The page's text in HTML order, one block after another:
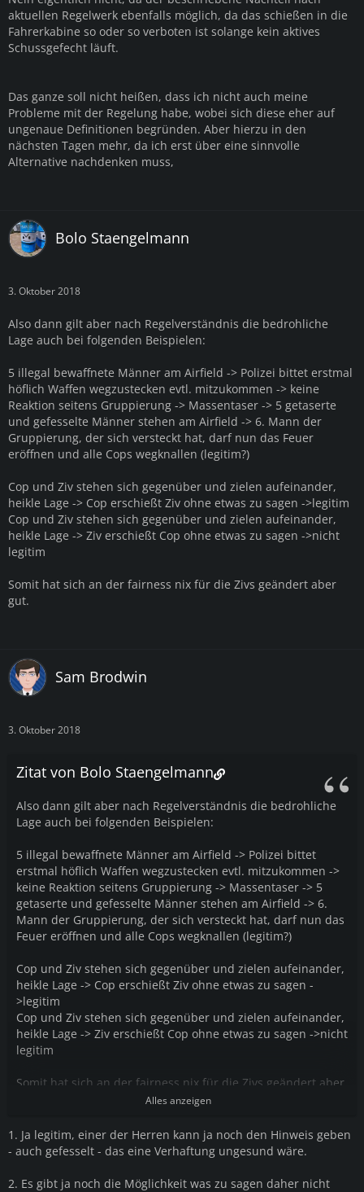
aktuellen Regelwerk ebenfalls möglich, da das schießen in die
Fahrerkabine so oder so verboten ist solange kein aktives
Schussgefecht läuft.
Das ganze soll nicht heißen, dass ich nicht auch meine
Probleme mit der Regelung habe, wobei sich diese eher auf
ungenaue Definitionen begründen. Aber hierzu in den
nächsten Tagen mehr, da ich erst über eine sinnvolle
Alternative nachdenken muss,
Bolo Staengelmann
3. Oktober 2018
Also dann gilt aber nach Regelverständnis die bedrohliche
Lage auch bei folgenden Beispielen:
5 illegal bewaffnete Männer am Airfield -> Polizei bittet erstmal
höflich Waffen wegzustecken evtl. mitzukommen -> keine
Reaktion seitens Gruppierung -> Massentaser -> 5 getaserte
und gefesselte Männer stehen am Airfield -> 6. Mann der
Gruppierung, der sich versteckt hat, darf nun das Feuer
eröffnen und alle Cops wegknallen (legitim?)
Cop und Ziv stehen sich gegenüber und zielen aufeinander,
heikle Lage -> Cop erschießt Ziv ohne etwas zu sagen ->legitim
Cop und Ziv stehen sich gegenüber und zielen aufeinander,
heikle Lage -> Ziv erschießt Cop ohne etwas zu sagen ->nicht
legitim
Somit hat sich an der fairness nix für die Zivs geändert aber
gut.
Sam Brodwin
3. Oktober 2018
Zitat von Bolo Staengelmann
Also dann gilt aber nach Regelverständnis die bedrohliche
Lage auch bei folgenden Beispielen:
5 illegal bewaffnete Männer am Airfield -> Polizei bittet
erstmal höflich Waffen wegzustecken evtl. mitzukommen ->
keine Reaktion seitens Gruppierung -> Massentaser -> 5
getaserte und gefesselte Männer stehen am Airfield -> 6.
Mann der Gruppierung, der sich versteckt hat, darf nun das
Feuer eröffnen und alle Cops wegknallen (legitim?)
Cop und Ziv stehen sich gegenüber und zielen aufeinander,
heikle Lage -> Cop erschießt Ziv ohne etwas zu sagen -
>legitim
Cop und Ziv stehen sich gegenüber und zielen aufeinander,
heikle Lage -> Ziv erschießt Cop ohne etwas zu sagen ->nicht
legitim
Somit hat sich an der fairness nix für die Zivs geändert aber
Alles anzeigen
1. Ja legitim, einer der Herren kann ja noch den Hinweis geben
- auch gefesselt - das eine Verhaftung ungesund wäre.
2. Es gibt ja noch die Möglichkeit was zu sagen daher nicht